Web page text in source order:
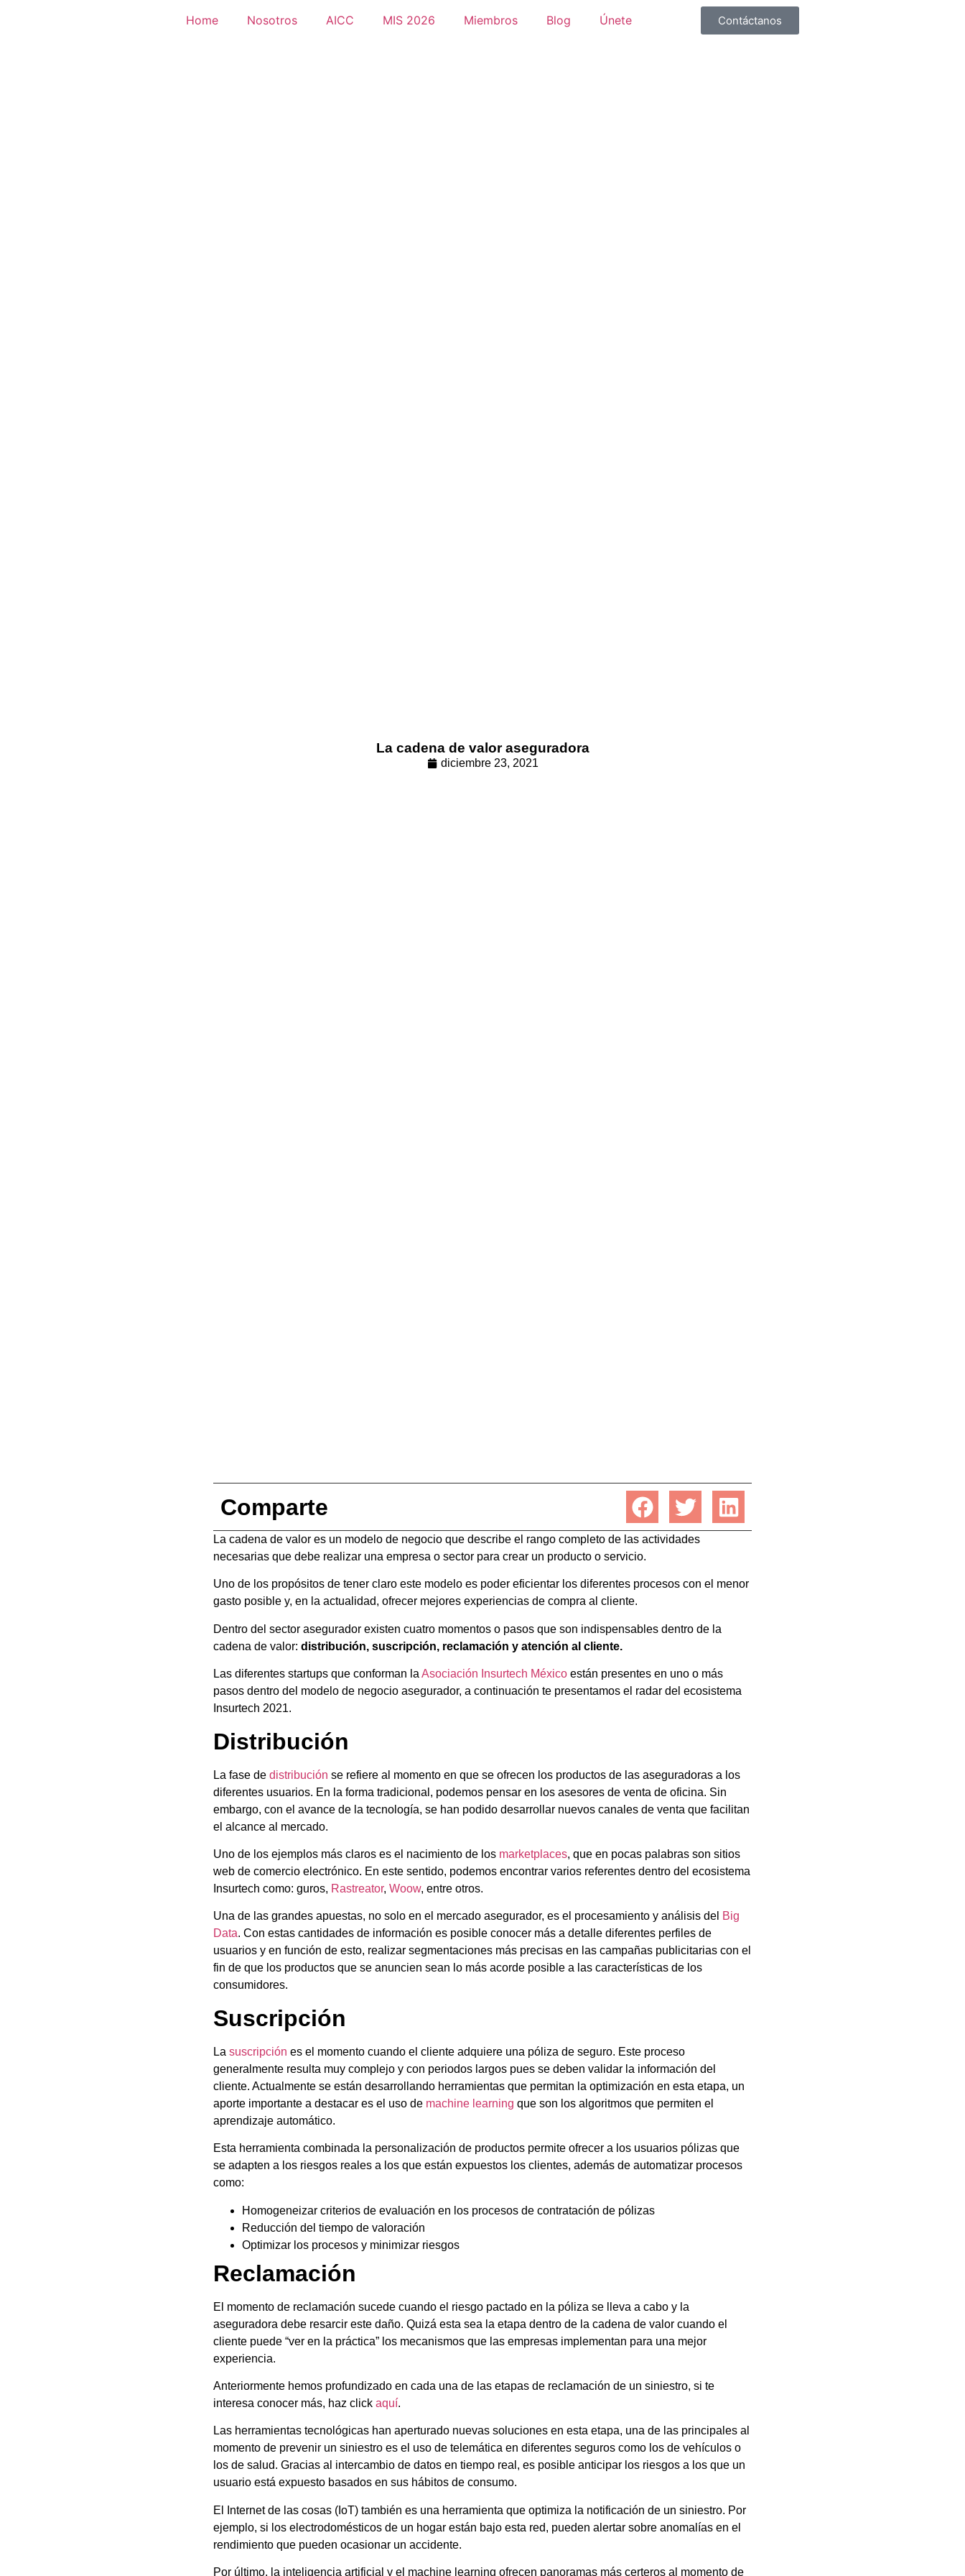
Home Nosotros AICC MIS 2026 Miembros Blog Únete Contáctanos
La cadena de valor aseguradora
diciembre 23, 2021
Comparte
La cadena de valor es un modelo de negocio que describe el rango completo de las actividades
necesarias que debe realizar una empresa o sector para crear un producto o servicio.
Uno de los propósitos de tener claro este modelo es poder eficientar los diferentes procesos con el menor
gasto posible y, en la actualidad, ofrecer mejores experiencias de compra al cliente.
Dentro del sector asegurador existen cuatro momentos o pasos que son indispensables dentro de la
cadena de valor: distribución, suscripción, reclamación y atención al cliente.
Las diferentes startups que conforman la Asociación Insurtech México están presentes en uno o más
pasos dentro del modelo de negocio asegurador, a continuación te presentamos el radar del ecosistema
Insurtech 2021.
Distribución
La fase de distribución se refiere al momento en que se ofrecen los productos de las aseguradoras a los
diferentes usuarios. En la forma tradicional, podemos pensar en los asesores de venta de oficina. Sin
embargo, con el avance de la tecnología, se han podido desarrollar nuevos canales de venta que facilitan
el alcance al mercado.
Uno de los ejemplos más claros es el nacimiento de los marketplaces, que en pocas palabras son sitios
web de comercio electrónico. En este sentido, podemos encontrar varios referentes dentro del ecosistema
Insurtech como: guros, Rastreator, Woow, entre otros.
Una de las grandes apuestas, no solo en el mercado asegurador, es el procesamiento y análisis del Big
Data. Con estas cantidades de información es posible conocer más a detalle diferentes perfiles de
usuarios y en función de esto, realizar segmentaciones más precisas en las campañas publicitarias con el
fin de que los productos que se anuncien sean lo más acorde posible a las características de los
consumidores.
Suscripción
La suscripción es el momento cuando el cliente adquiere una póliza de seguro. Este proceso
generalmente resulta muy complejo y con periodos largos pues se deben validar la información del
cliente. Actualmente se están desarrollando herramientas que permitan la optimización en esta etapa, un
aporte importante a destacar es el uso de machine learning que son los algoritmos que permiten el
aprendizaje automático.
Esta herramienta combinada la personalización de productos permite ofrecer a los usuarios pólizas que
se adapten a los riesgos reales a los que están expuestos los clientes, además de automatizar procesos
como:
Homogeneizar criterios de evaluación en los procesos de contratación de pólizas
Reducción del tiempo de valoración
Optimizar los procesos y minimizar riesgos
Reclamación
El momento de reclamación sucede cuando el riesgo pactado en la póliza se lleva a cabo y la
aseguradora debe resarcir este daño. Quizá esta sea la etapa dentro de la cadena de valor cuando el
cliente puede “ver en la práctica” los mecanismos que las empresas implementan para una mejor
experiencia.
Anteriormente hemos profundizado en cada una de las etapas de reclamación de un siniestro, si te
interesa conocer más, haz click aquí.
Las herramientas tecnológicas han aperturado nuevas soluciones en esta etapa, una de las principales al
momento de prevenir un siniestro es el uso de telemática en diferentes seguros como los de vehículos o
los de salud. Gracias al intercambio de datos en tiempo real, es posible anticipar los riesgos a los que un
usuario está expuesto basados en sus hábitos de consumo.
El Internet de las cosas (IoT) también es una herramienta que optimiza la notificación de un siniestro. Por
ejemplo, si los electrodomésticos de un hogar están bajo esta red, pueden alertar sobre anomalías en el
rendimiento que pueden ocasionar un accidente.
Por último, la inteligencia artificial y el machine learning ofrecen panoramas más certeros al momento de